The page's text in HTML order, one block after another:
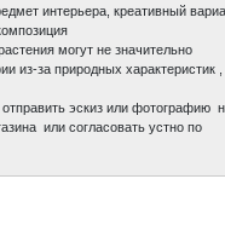
интерьера, креативный
могут не значительно
из-за природных характеристик ,
эскиз или фотографию
или согласовать устно по